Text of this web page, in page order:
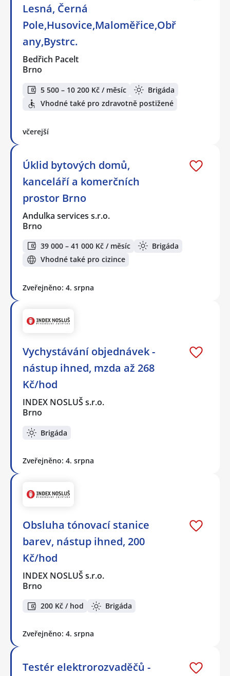
Lesná, Černá
Pole,Husovice,Maloměřice,Obř
any,Bystrc.
Bedřich Pacelt
Brno
5 500 – 10 200 Kč / měsíc
Brigáda
Vhodné také pro zdravotně postižené
včerejší
Úklid bytových domů,
kanceláří a komerčních
prostor Brno
Andulka services s.r.o.
Brno
39 000 – 41 000 Kč / měsíc
Brigáda
Vhodné také pro cizince
Zveřejněno: 4. srpna
Vychystávání objednávek -
nástup ihned, mzda až 268
Kč/hod
INDEX NOSLUŠ s.r.o.
Brno
Brigáda
Zveřejněno: 4. srpna
Obsluha tónovací stanice
barev, nástup ihned, 200
Kč/hod
INDEX NOSLUŠ s.r.o.
Brno
200 Kč / hod Brigáda
Zveřejněno: 4. srpna
Testér elektrorozvaděčů -